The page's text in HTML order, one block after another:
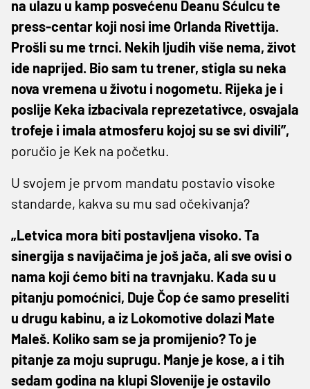
na ulazu u kamp posvećenu Deanu Šćulcu te
press-centar koji nosi ime Orlanda Rivettija.
Prošli su me trnci. Nekih ljudih više nema, život
ide naprijed. Bio sam tu trener, stigla su neka
nova vremena u životu i nogometu. Rijeka je i
poslije Keka izbacivala reprezetativce, osvajala
trofeje i imala atmosferu kojoj su se svi divili”,
poručio je Kek na početku.
U svojem je prvom mandatu postavio visoke
standarde, kakva su mu sad očekivanja?
„Letvica mora biti postavljena visoko. Ta
sinergija s navijačima je još jača, ali sve ovisi o
nama koji ćemo biti na travnjaku. Kada su u
pitanju pomoćnici, Duje Čop će samo preseliti
u drugu kabinu, a iz Lokomotive dolazi Mate
Maleš. Koliko sam se ja promijenio? To je
pitanje za moju suprugu. Manje je kose, a i tih
sedam godina na klupi Slovenije je ostavilo